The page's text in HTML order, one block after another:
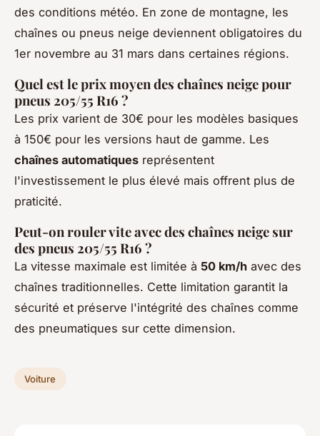
des conditions météo. En zone de montagne, les
chaînes ou pneus neige deviennent obligatoires du
1er novembre au 31 mars dans certaines régions.
Quel est le prix moyen des chaînes neige pour
pneus 205/55 R16 ?
Les prix varient de 30€ pour les modèles basiques
à 150€ pour les versions haut de gamme. Les
chaînes automatiques représentent
l'investissement le plus élevé mais offrent plus de
praticité.
Peut-on rouler vite avec des chaînes neige sur
des pneus 205/55 R16 ?
La vitesse maximale est limitée à 50 km/h avec des
chaînes traditionnelles. Cette limitation garantit la
sécurité et préserve l'intégrité des chaînes comme
des pneumatiques sur cette dimension.
Voiture